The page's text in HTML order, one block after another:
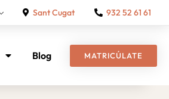
Sant Cugat 932 52 61 61
Blog MATRICÚLATE